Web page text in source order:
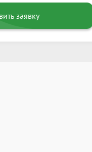
заявку